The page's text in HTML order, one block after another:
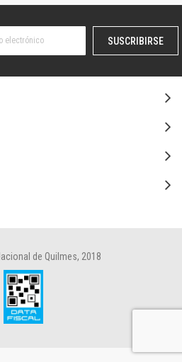
SUSCRIBIRSE
de Quilmes, 2018